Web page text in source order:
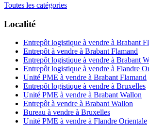
Toutes les catégories
Localité
Entrepôt logistique à vendre à Brabant
Entrepôt à vendre à Brabant Flamand
Entrepôt logistique à vendre à Brabant
Entrepôt logistique à vendre à Flandre
Unité PME à vendre à Brabant Flamand
Entrepôt logistique à vendre à Bruxelles
Unité PME à vendre à Brabant Wallon
Entrepôt à vendre à Brabant Wallon
Bureau à vendre à Bruxelles
Unité PME à vendre à Flandre Orientale